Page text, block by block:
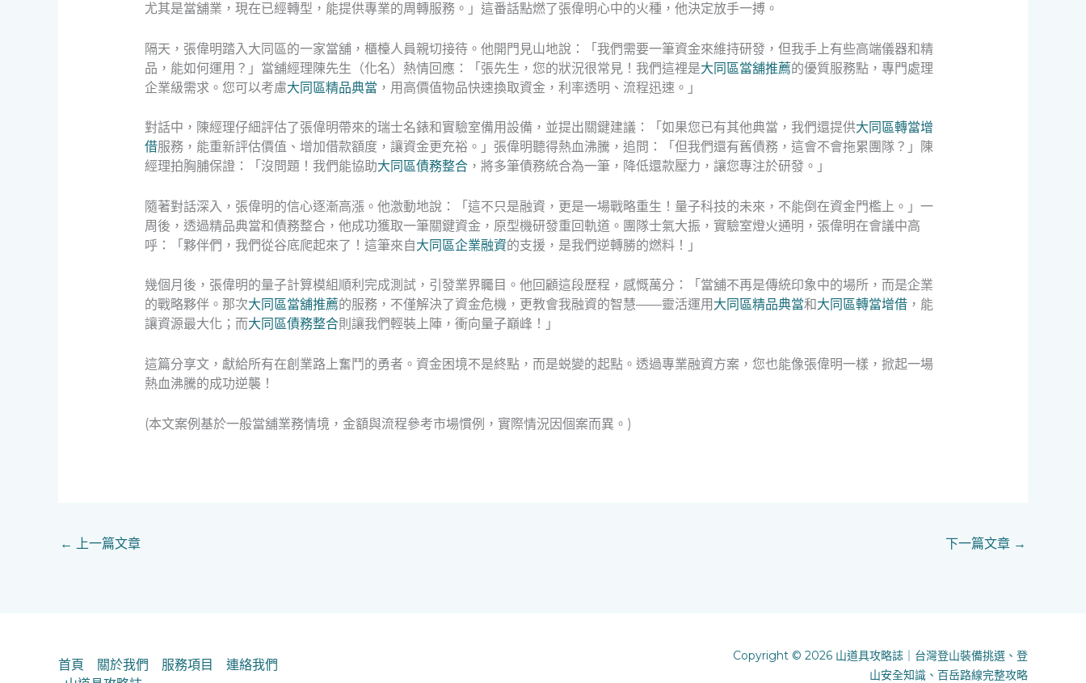
尤其是當舖業，現在已經轉型，能提供專業的周轉服務。」這番話點燃了張偉明心中的火種，他決定放手一搏。
隔天，張偉明踏入大同區的一家當舖，櫃檯人員親切接待。他開門見山地說：「我們需要一筆資金來維持研發，但我手上有些高端儀器和精
品，能如何運用？」當舖經理陳先生（化名）熱情回應：「張先生，您的狀況很常見！我們這裡是大同區當舖推薦的優質服務點，專門處理
企業級需求。您可以考慮大同區精品典當 ，用高價值物品快速換取資金，利率透明、流程迅速。」
對話中，陳經理仔細評估了張偉明帶來的瑞士名錶和實驗室備用設備，並提出關鍵建議：「如果您已有其他典當，我們還提供大同區轉當增
借服務，能重新評估價值、增加借款額度，讓資金更充裕。」張偉明聽得熱血沸騰，追問：「但我們還有舊債務，這會不會拖累團隊？」陳
經理拍胸脯保證：「沒問題！我們能協助大同區債務整合，將多筆債務統合為一筆，降低還款壓力，讓您專注於研發。」
隨著對話深入，張偉明的信心逐漸高漲。他激動地說：「這不只是融資，更是一場戰略重生！量子科技的未來，不能倒在資金門檻上。」一
周後，透過精品典當和債務整合，他成功獲取一筆關鍵資金，原型機研發重回軌道。團隊士氣大振，實驗室燈火通明，張偉明在會議中高
呼：「夥伴們，我們從谷底爬起來了！這筆來自大同區企業融資的支援，是我們逆轉勝的燃料！」
幾個月後，張偉明的量子計算模組順利完成測試，引發業界矚目。他回顧這段歷程，感慨萬分：「當舖不再是傳統印象中的場所，而是企業
的戰略夥伴。那次大同區當舖推薦的服務，不僅解決了資金危機，更教會我融資的智慧——靈活運用 大同區精品典當和大同區轉當增借，能
讓資源最大化；而大同區債務整合則讓我們輕裝上陣，衝向量子巔峰！」
這篇分享文，獻給所有在創業路上奮鬥的勇者。資金困境不是終點，而是蜕變的起點。透過專業融資方案，您也能像張偉明一樣，掀起一場
熱血沸騰的成功逆襲！
(本文案例基於一般當舖業務情境，金額與流程參考市場慣例，實際情況因個案而異。)
← 上一篇文章 下一篇文章 →
首頁 關於我們 服務項目
連絡我們
Copyright © 2026 山道具攻略誌｜台灣登山裝備挑選、登
山安全知識、百岳路線完整攻略